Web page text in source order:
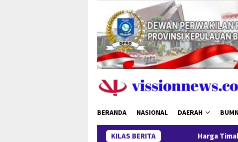
konten
BERANDA NASIONAL DAERAH
KILAS BERITA
Harga Timah Turun, Aktivitas